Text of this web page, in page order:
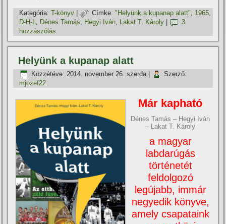
Kategória: T-könyv | Címke: "Helyünk a kupanap alatt", 1965,
D-H-L, Dénes Tamás, Hegyi Iván, Lakat T. Károly
3
hozzászólás
Helyünk a kupanap alatt
Közzétéve: 2014. november 26. szerda|
Szerző:
mjozef22
Már kapható
Dénes Tamás – Hegyi Iván
– Lakat T. Károly
a magyar
labdarúgás
történetét
feldolgozó
legújabb, immár
negyedik könyve,
amely csapataink